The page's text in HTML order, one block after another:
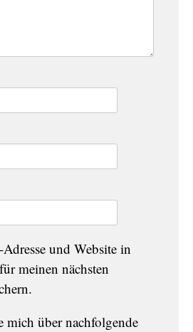
und Website in
meinen nächsten
mich über nachfolgende